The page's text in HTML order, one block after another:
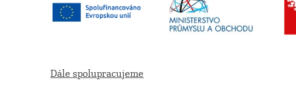
Dále spolupracujeme